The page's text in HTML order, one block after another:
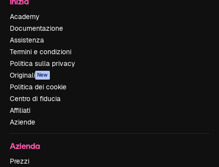
Academy
Documentazione
Assistenza
Termini e condizioni
Politica sulla privacy
Originali New
Politica dei cookie
Centro di fiducia
Affiliati
Aziende
Azienda
Prezzi